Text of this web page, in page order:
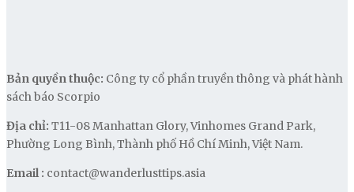
Bản quyền thuộc: Công ty cổ phần truyền thông và phát hành
sách báo Scorpio
Địa chỉ: T11-08 Manhattan Glory, Vinhomes Grand Park,
Phường Long Bình, Thành phố Hồ Chí Minh, Việt Nam.
Email : contact@wanderlusttips.asia